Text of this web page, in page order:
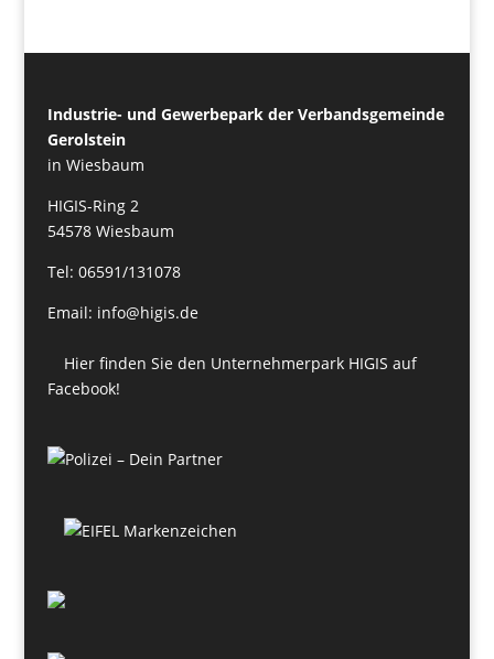
Industrie- und Gewerbepark der Verbandsgemeinde
Gerolstein
in Wiesbaum
HIGIS-Ring 2
54578 Wiesbaum
Tel: 06591/131078
Email: info@higis.de
Hier finden Sie den Unternehmerpark HIGIS auf
Facebook!